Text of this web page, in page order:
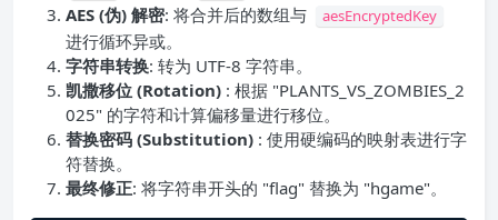
AES (伪) 解密​: 将合并后的数组与 aesEncryptedKey
进行循环异或。
字符串转换: 转为 UTF-8 字符串。
凯撒移位 (Rotation) ​: 根据 "PLANTS_VS_ZOMBIES_2
025" 的字符和计算偏移量进行移位。
替换密码 (Substitution) : 使用硬编码的映射表进行字
符替换。
最终修正: 将字符串开头的 "flag" 替换为 "hgame"。